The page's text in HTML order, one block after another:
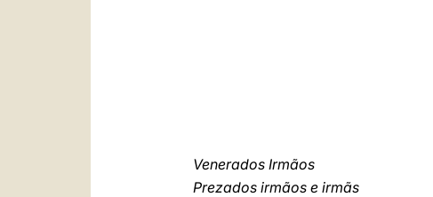
Venerados Irmãos
Prezados irmãos e irmãs